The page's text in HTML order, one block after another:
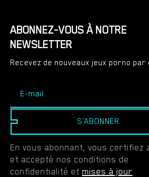
ABONNEZ-VOUS À NOTRE
NEWSLETTER
Recevez de nouveaux jeux porno par
S'ABONNER
En vous abonnant, vous certifiez
et accepté nos conditions de
confidentialité et mises à jour